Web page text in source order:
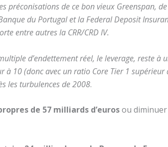
préconisations de ce bon vieux Greenspan,
du Portugal et la Federal Deposit
entre autres la CRR/CRD IV.
d’endettement réel, le leverage, reste à
10 (donc avec un ratio Core Tier 1
les turbulences de 2008.
de 57 milliards d’eurosou